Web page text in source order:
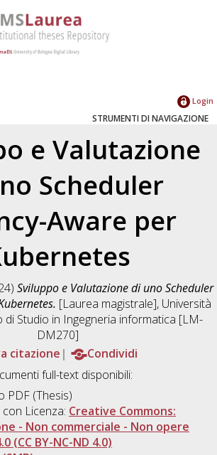
Login
STRUMENTI DI NAVIGAZIONE
e Valutazione
Scheduler
Aware per
Sviluppo e Valutazione di uno Scheduler
[Laurea magistrale], Università
di Studio in Ingegneria informatica [LM-
DM270]
citazione
Condividi
full-text disponibili:
PDF (Thesis)
Licenza: Creative Commons:
- Non commerciale - Non opere
(CC BY-NC-ND 4.0)